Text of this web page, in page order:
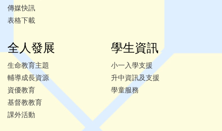
傳媒快訊
表格下載
全人發展
生命教育主題
輔導成長資源
資優教育
基督教教育
課外活動
學生資訊
小一入學支援
升中資訊及支援
學童服務